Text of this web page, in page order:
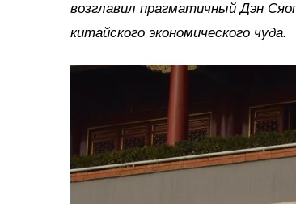
возглавил прагматичный Дэн
китайского экономического чуда.